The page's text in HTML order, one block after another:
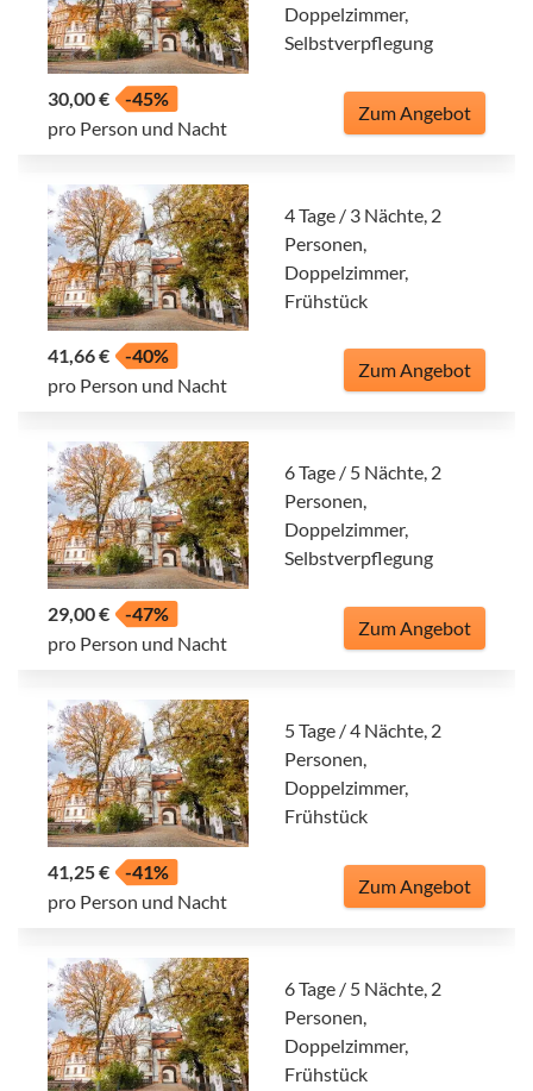
Doppelzimmer,
Selbstverpflegung
30,00 €
-45%
pro Person und Nacht
Zum Angebot
4 Tage / 3 Nächte, 2
Personen,
Doppelzimmer,
Frühstück
41,66 €
-40%
pro Person und Nacht
Zum Angebot
6 Tage / 5 Nächte, 2
Personen,
Doppelzimmer,
Selbstverpflegung
29,00 €
-47%
pro Person und Nacht
Zum Angebot
5 Tage / 4 Nächte, 2
Personen,
Doppelzimmer,
Frühstück
41,25 €
-41%
pro Person und Nacht
Zum Angebot
6 Tage / 5 Nächte, 2
Personen,
Doppelzimmer,
Frühstück